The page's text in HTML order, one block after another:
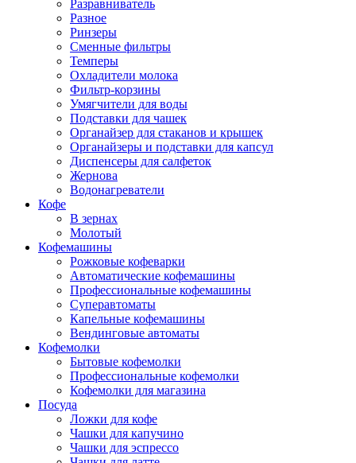
Разравниватель
Разное
Ринзеры
Сменные фильтры
Темперы
Охладители молока
Фильтр-корзины
Умягчители для воды
Подставки для чашек
Органайзер для стаканов и крышек
Органайзеры и подставки для капсул
Диспенсеры для салфеток
Жернова
Водонагреватели
Кофе
В зернах
Молотый
Кофемашины
Рожковые кофеварки
Автоматические кофемашины
Профессиональные кофемашины
Суперавтоматы
Капельные кофемашины
Вендинговые автоматы
Кофемолки
Бытовые кофемолки
Профессиональные кофемолки
Кофемолки для магазина
Посуда
Ложки для кофе
Чашки для капучино
Чашки для эспрессо